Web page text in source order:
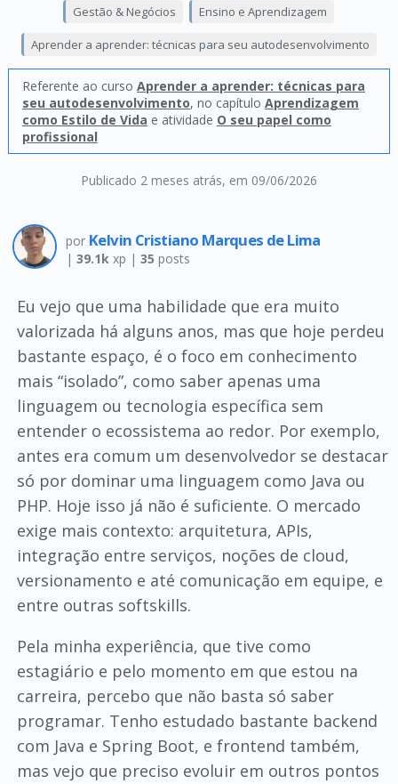
Publicado 2 meses atrás, em 09/06/2026
Gestão & Negócios Ensino e Aprendizagem
Aprender a aprender: técnicas para seu autodesenvolvimento
Referente ao curso Aprender a aprender: técnicas para
seu autodesenvolvimento, no capítulo Aprendizagem
como Estilo de Vida e atividade O seu papel como
profissional
por Kelvin Cristiano Marques de Lima
| 39.1kxp | 35 posts
Eu vejo que uma habilidade que era muito
valorizada há alguns anos, mas que hoje perdeu
bastante espaço, é o foco em conhecimento
mais “isolado”, como saber apenas uma
linguagem ou tecnologia específica sem
entender o ecossistema ao redor. Por exemplo,
antes era comum um desenvolvedor se destacar
só por dominar uma linguagem como Java ou
PHP. Hoje isso já não é suficiente. O mercado
exige mais contexto: arquitetura, APIs,
integração entre serviços, noções de cloud,
versionamento e até comunicação em equipe, e
entre outras softskills.
Pela minha experiência, que tive como
estagiário e pelo momento em que estou na
carreira, percebo que não basta só saber
programar. Tenho estudado bastante backend
com Java e Spring Boot, e frontend também,
mas vejo que preciso evoluir em outros pontos